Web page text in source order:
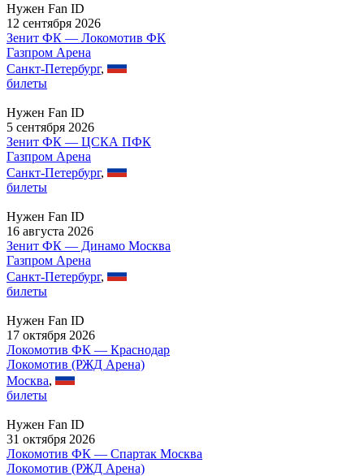
Нужен Fan ID
12 сентября 2026
Зенит ФК — Локомотив ФК
Газпром Арена
Санкт-Петербург,
билеты
Нужен Fan ID
5 сентября 2026
Зенит ФК — ЦСКА ПФК
Газпром Арена
Санкт-Петербург,
билеты
Нужен Fan ID
16 августа 2026
Зенит ФК — Динамо Москва
Газпром Арена
Санкт-Петербург,
билеты
Нужен Fan ID
17 октября 2026
Локомотив ФК — Краснодар
Локомотив (РЖД Арена)
Москва,
билеты
Нужен Fan ID
31 октября 2026
Локомотив ФК — Спартак Москва
Локомотив (РЖД Арена)